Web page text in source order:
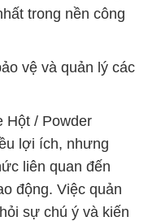
trong nền công
vệ và quản lý các
Hột / Powder
lợi ích, nhưng
liên quan đến
động. Việc quản
sự chú ý và kiến